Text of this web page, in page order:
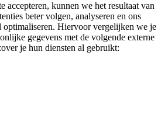
accepteren, kunnen we het resultaat van
beter volgen, analyseren en ons
optimaliseren. Hiervoor vergelijken we je
gegevens met de volgende externe
je hun diensten al gebruikt: